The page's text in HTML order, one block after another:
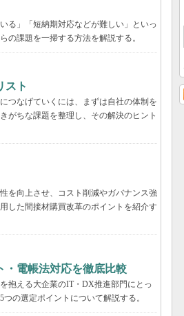
る」「短納期対応などが難しい」といっ
の課題を一掃する方法を解説する。
スト
つなげていくには、まずは自社の体制を
がちな課題を整理し、その解決のヒント
を向上させ、コスト削減やガバナンス強
した間接材購買改革のポイントを紹介す
・電帳法対応を徹底比較
抱える大企業のIT・DX推進部門にとっ
の選定ポイントについて解説する。